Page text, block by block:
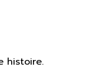
histoire.